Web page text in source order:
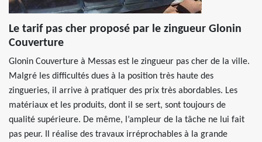
Le tarif pas cher proposé par le zingueur Glonin
Couverture
Glonin Couverture à Messas est le zingueur pas cher de la ville.
Malgré les difficultés dues à la position très haute des
zingueries, il arrive à pratiquer des prix très abordables. Les
matériaux et les produits, dont il se sert, sont toujours de
qualité supérieure. De même, l’ampleur de la tâche ne lui fait
pas peur. Il réalise des travaux irréprochables à la grande